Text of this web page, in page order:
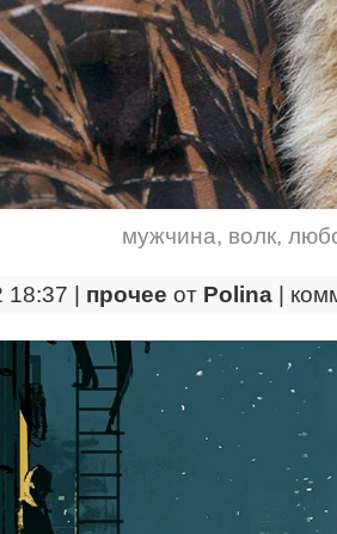
мужчина, волк,
18:37 | прочее от Polina